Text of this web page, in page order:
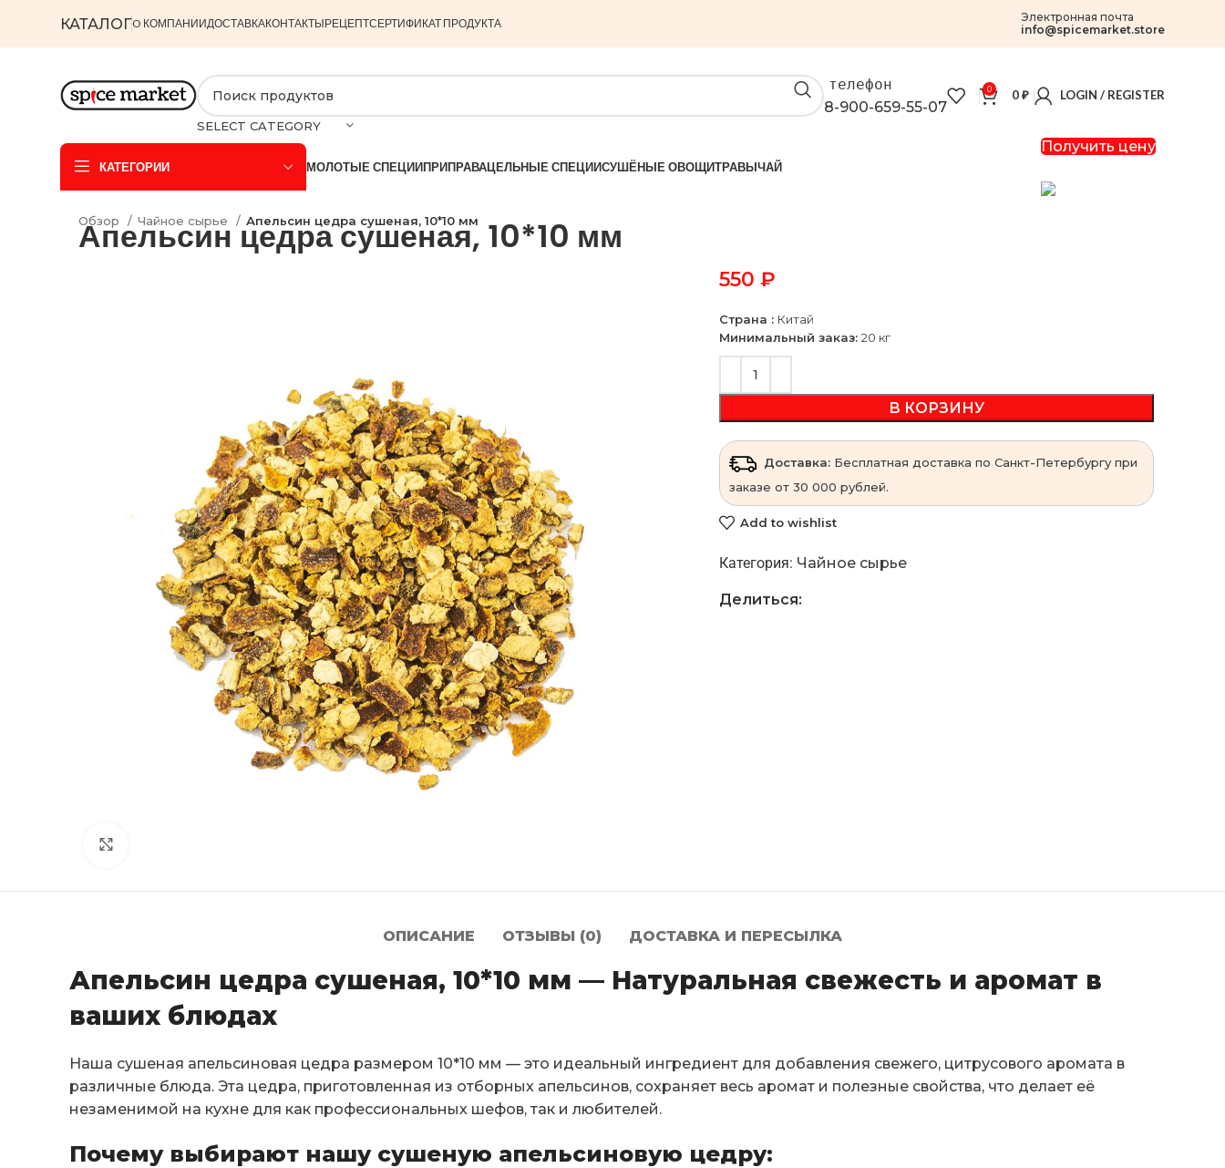
КАТАЛОГO КОМПАНИИДОСТАВКАКОНТАКТЫРЕЦЕПТСЕРТИФИКАТ ПРОДУКТА
Электронная почта
info@spicemarket.store
SELECT CATEGORY
телефон
8-900-659-55-07
0 0₽ LOGIN / REGISTER
КАТЕГОРИИ МОЛОТЫЕ СПЕЦИИПРИПРАВАЦЕЛЬНЫЕ СПЕЦИИСУШЁНЫЕ ОВОЩИТРАВЫЧАЙ
Получить цену
Обзор Чайное сырье Апельсин цедра сушеная, 10*10 мм
Апельсин цедра сушеная, 10*10 мм
550 ₽
Страна : Китай
Минимальный заказ: 20 кг
В КОРЗИНУ
Доставка:Бесплатная доставка по Санкт-Петербургу при
заказе от 30 000 рублей.
Add to wishlist
Категория: Чайное сырье
Делиться:
ОПИСАНИЕ ОТЗЫВЫ (0) ДОСТАВКА И ПЕРЕСЫЛКА
Апельсин цедра сушеная, 10*10 мм — Натуральная свежесть и аромат в
ваших блюдах
Наша сушеная апельсиновая цедра размером 10*10 мм — это идеальный ингредиент для добавления свежего, цитрусового аромата в
различные блюда. Эта цедра, приготовленная из отборных апельсинов, сохраняет весь аромат и полезные свойства, что делает её
незаменимой на кухне для как профессиональных шефов, так и любителей.
Почему выбирают нашу сушеную апельсиновую цедру: